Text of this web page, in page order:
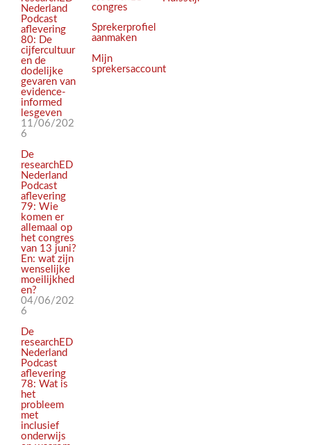
Nederland
Podcast
aflevering
80: De
cijfercultuur
en de
dodelijke
gevaren van
evidence-
informed
lesgeven
11/06/202
6
De
researchED
Nederland
Podcast
aflevering
79: Wie
komen er
allemaal op
het congres
van 13 juni?
En: wat zijn
wenselijke
moeilijkhed
en?
04/06/202
6
De
researchED
Nederland
Podcast
aflevering
78: Wat is
het
probleem
met
inclusief
onderwijs
congres
Sprekerprofiel
aanmaken
Mijn
sprekersaccount